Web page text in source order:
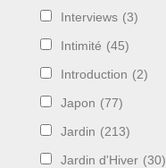
Interviews (3)
Intimité (45)
Introduction (2)
Japon (77)
Jardin (213)
Jardin d'Hiver (30)